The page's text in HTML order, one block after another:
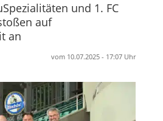
und 1. FC
auf
an
vom 10.07.2025 - 17:07 Uhr